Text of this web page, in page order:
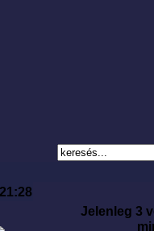
Jelenleg 3